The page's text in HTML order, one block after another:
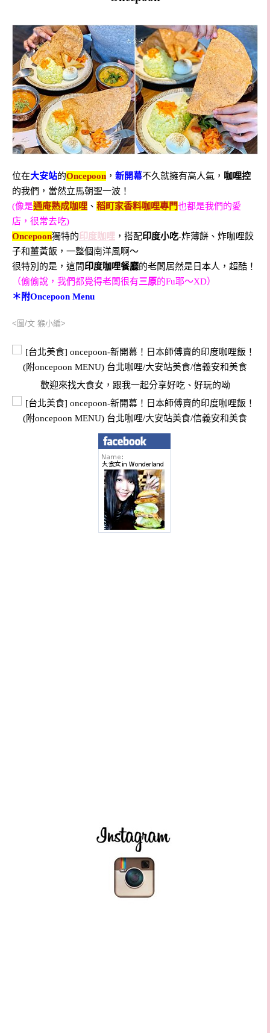
位在大安站的Oncepoon ， 新開幕不久就擁有高人氣， 咖哩控
的我們，當然立馬朝聖一波！
(像是通庵熟成咖哩 、 稻町家香料咖哩專門也都是我們的愛
店，很常去吃)
Oncepoon獨特的 印度咖哩 ，搭配印度小吃-炸薄餅、炸咖哩餃
子和薑黃飯，一整個南洋風啊～
很特別的是，這間印度咖哩餐廳的老闆居然是日本人，超酷！
（偷偷說，我們都覺得老闆很有三原的Fu耶～XD）
＊附Oncepoon Menu
<圖/文 猴小編>
歡迎來找大食女，跟我一起分享好吃、好玩的呦